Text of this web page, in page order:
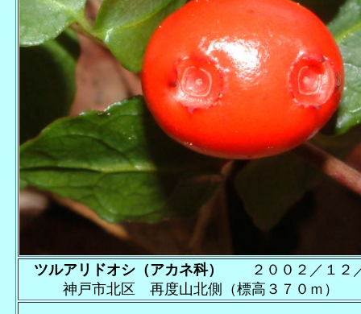
ツルアリドオシ（アカネ科）
２００２／１２
神戸市北区 再度山北側（標高３７０